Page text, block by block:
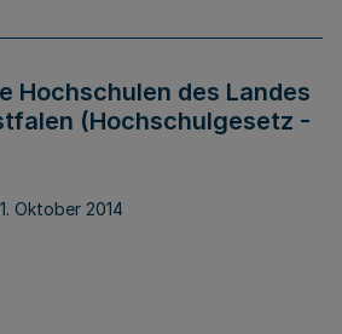
Hochschulen des Landes
(Hochschulgesetz -
Oktober 2014